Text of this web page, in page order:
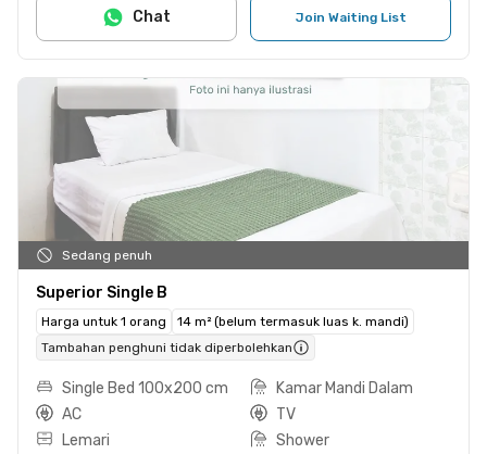
Join Waiting List
Chat
Sedang penuh
Superior Single B
Harga untuk 1 orang
14 m² (belum termasuk luas k. mandi)
Tambahan penghuni tidak diperbolehkan
Single Bed 100x200 cm
Kamar Mandi Dalam
AC
TV
Lemari
Shower